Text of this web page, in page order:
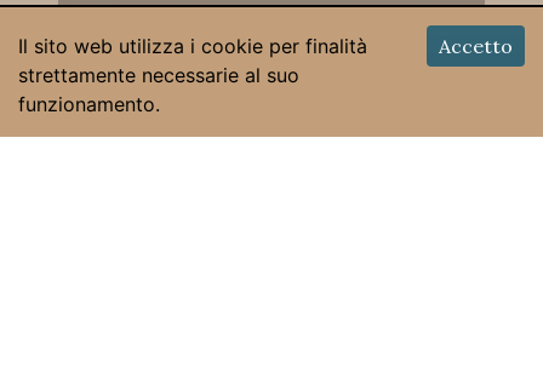
La forma classica monta un paralume nero
di stile impero.
Il sito web utilizza i cookie per finalità
strettamente necessarie al suo
funzionamento.
Accetto